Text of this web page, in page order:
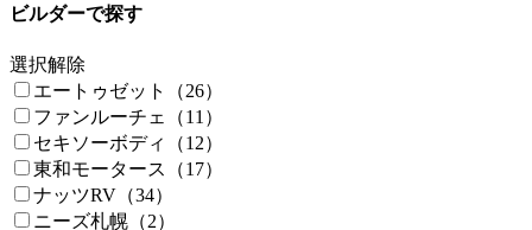
スプリンター（0）
スペーシア（1）
セレナ（5）
タウンエース（11）
タウンボックス（1）
タント（0）
デュカト（10）
デリカ（1）
ビルダーで探す
選択解除
エートゥゼット（26）
ファンルーチェ（11）
セキソーボディ（12）
東和モータース（17）
ナッツRV（34）
ニーズ札幌（2）